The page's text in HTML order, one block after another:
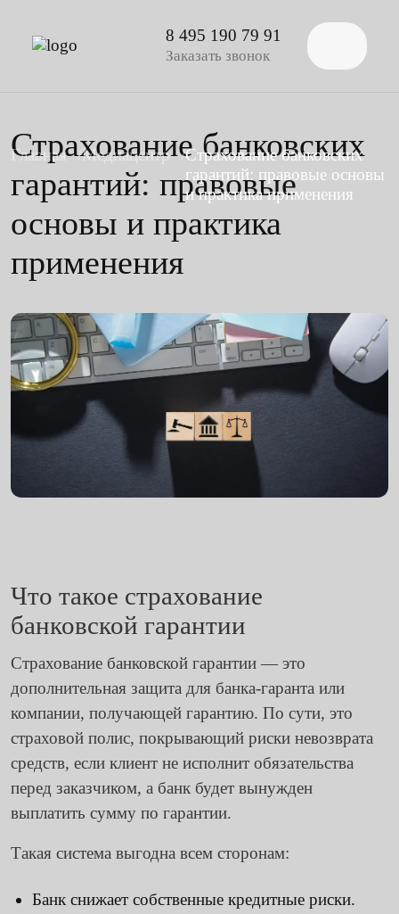
8 495 190 79 91
Заказать звонок
Главная Медиацентр
Страхование банковских
гарантий: правовые основы
и практика применения
Страхование банковских
гарантий: правовые
основы и практика
применения
Что такое страхование
банковской гарантии
Страхование банковской гарантии — это
дополнительная защита для банка-гаранта или
компании, получающей гарантию. По сути, это
страховой полис, покрывающий риски невозврата
средств, если клиент не исполнит обязательства
перед заказчиком, а банк будет вынужден
выплатить сумму по гарантии.
Такая система выгодна всем сторонам:
Банк снижает собственные кредитные риски.